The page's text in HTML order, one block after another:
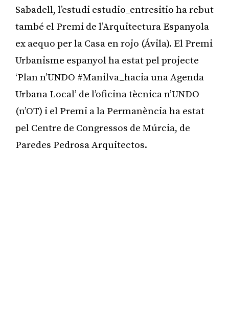
Sabadell, l’estudi estudio_entresitio ha rebut
també el Premi de l’Arquitectura Espanyola
ex aequo per la Casa en rojo (Ávila). El Premi
Urbanisme espanyol ha estat pel projecte
‘Plan n’UNDO #Manilva_hacia una Agenda
Urbana Local’ de l’oficina tècnica n’UNDO
(n’OT) i el Premi a la Permanència ha estat
pel Centre de Congressos de Múrcia, de
Paredes Pedrosa Arquitectos.